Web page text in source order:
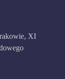
XI